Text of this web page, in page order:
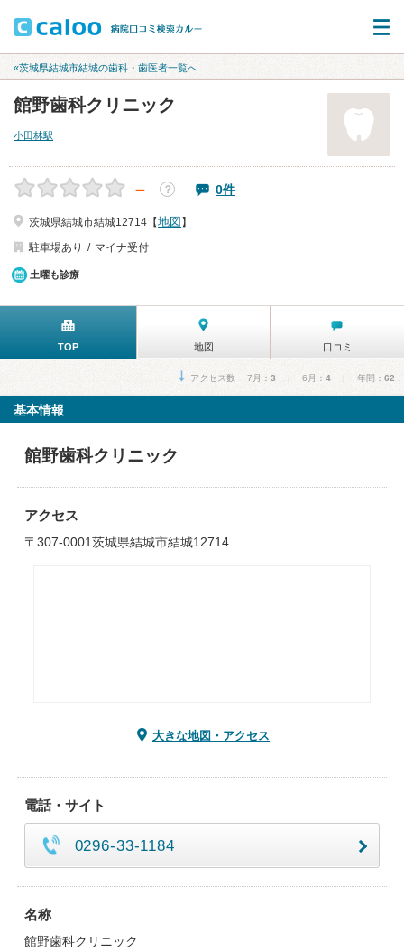
«茨城県結城市結城の歯科・歯医者一覧へ
館野歯科クリニック
小田林駅
－ ？ 0件
茨城県結城市結城12714【地図 】
駐車場あり
マイナ受付
土曜も診療
TOP 地図 口コミ
アクセス数 7月： 3 | 6月： 4 | 年間： 62
基本情報
館野歯科クリニック
アクセス
〒307-0001茨城県結城市結城12714
大きな地図・アクセス
電話・サイト
0296-33-1184
名称
館野歯科クリニック